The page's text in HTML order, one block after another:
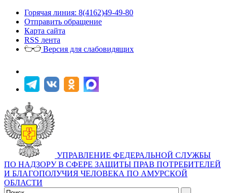
Горячая линия: 8(4162)49-49-80
Отправить обращение
Карта сайта
RSS лента
Версия для слабовидящих
УПРАВЛЕНИЕ ФЕДЕРАЛЬНОЙ СЛУЖБЫ
ПО НАДЗОРУ В СФЕРЕ ЗАЩИТЫ ПРАВ ПОТРЕБИТЕЛЕЙ
И БЛАГОПОЛУЧИЯ ЧЕЛОВЕКА ПО АМУРСКОЙ
ОБЛАСТИ